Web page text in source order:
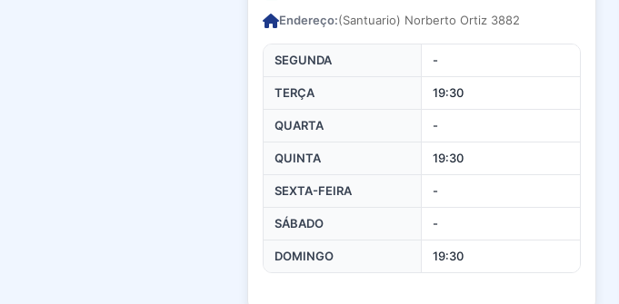
Endereço:(Santuario) Norberto Ortiz 3882
SEGUNDA -
TERÇA 19:30
QUARTA -
QUINTA 19:30
SEXTA-FEIRA -
SÁBADO -
DOMINGO 19:30